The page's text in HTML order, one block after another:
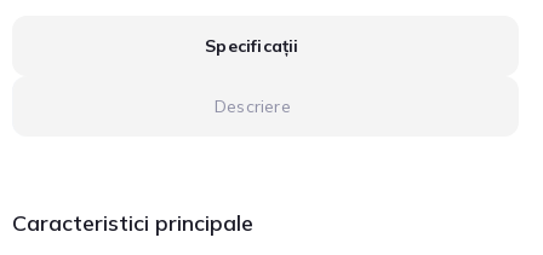
Specificații
Descriere
Caracteristici principale